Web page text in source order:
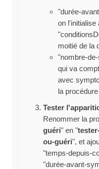
"durée-
on l'initialise
moitié de la
"nombre-
qui va
avec
la
Tester
Renommer la
guéri" en "
ou-guéri", et
"temps-depuis-
"durée-avant-